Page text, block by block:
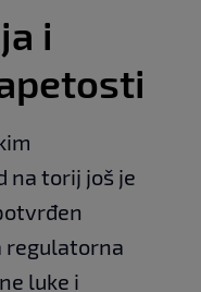
i
na torij još je
regulatorna
luke i